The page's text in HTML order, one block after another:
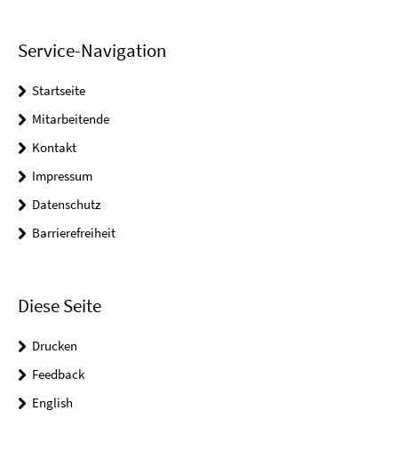
Service-Navigation
Startseite
Mitarbeitende
Kontakt
Impressum
Datenschutz
Barrierefreiheit
Diese Seite
Drucken
Feedback
English